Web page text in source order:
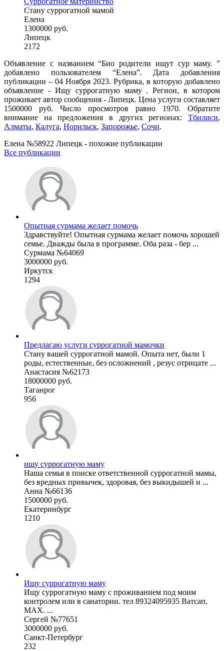
Стану суррогатной мамой
Елена
1300000 руб.
Липецк
2172
Объявление с названием “Био родители ищут сур маму. ”
добавлено пользователем “Елена”. Дата добавления
публикации – 04 Ноября 2023. Рубрика, в которую добавлено
объявление - Ищу суррогатную маму . Регион, в котором
проживает автор сообщения - Липецк. Цена услуги составляет
1500000 руб. Число просмотров равно 1970. Обратите
внимание на предложения в других регионах: Тбилиси,
Алматы, Калуга, Норильск, Запорожье, Сочи.
Елена №58922 Липецк - похожие публикации
Все публикации
Опытная сурмама желает помочь
Здравствуйте! Опытная сурмама желает помочь хорошей
семье. Дважды была в программе. Оба раза - бер ...
Сурмама №64069
3000000 руб.
Иркутск
1294
Предлагаю услуги суррогатной мамочки
Стану вашей суррогатной мамой. Опыта нет, были 1
роды, естественные, без осложнений , резус отрицате ...
Анастасия №62173
18000000 руб.
Таганрог
956
ищу суррогатную маму
Наша семья в поиске ответственной суррогатной мамы,
без вредных привычек, здоровая, без выкидышей и ...
Анна №66136
1500000 руб.
Екатеринбург
1210
Ищу суррогатную маму
Ищу суррогатную маму с проживанием под моим
контролем или в санатории. тел 89324095935 Ватсап,
МАХ. ...
Сергей №77651
3000000 руб.
Санкт-Петербург
232